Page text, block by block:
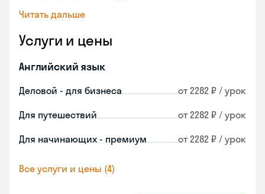
Читать дальше
Услуги и цены
Английский язык
Деловой - для бизнеса от 2282 ₽ / урок
Для путешествий от 2282 ₽ / урок
Для начинающих - премиум от 2282 ₽ / урок
Все услуги и цены (4)